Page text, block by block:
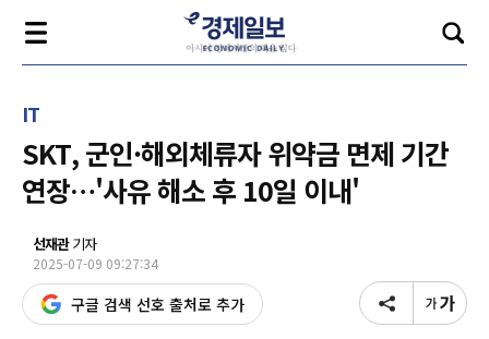
IT
SKT, 군인·해외체류자 위약금 면제 기간
연장…'사유 해소 후 10일 이내'
선재관기자
2025-07-09 09:27:34
구글 검색 선호 출처로 추가